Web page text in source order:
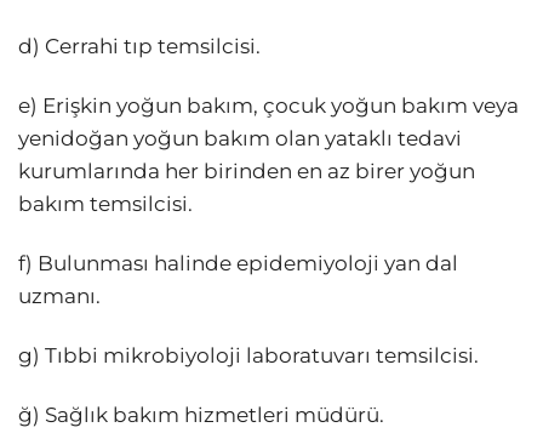
d) Cerrahi tıp temsilcisi.
e) Erişkin yoğun bakım, çocuk yoğun bakım veya
yenidoğan yoğun bakım olan yataklı tedavi
kurumlarında her birinden en az birer yoğun
bakım temsilcisi.
f) Bulunması halinde epidemiyoloji yan dal
uzmanı.
g) Tıbbi mikrobiyoloji laboratuvarı temsilcisi.
ğ) Sağlık bakım hizmetleri müdürü.